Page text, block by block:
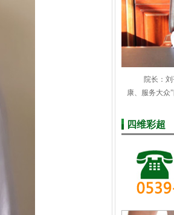
院长：
康、服务大众
四维彩超